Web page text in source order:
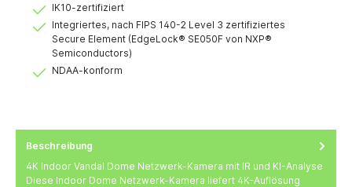
IK10-zertifiziert
Integriertes, nach FIPS 140-2 Level 3 zertifiziertes
Secure Element (EdgeLock® SE050F von NXP®
Semiconductors)
NDAA-konform
Beschreibung
4K Indoor Vandal Dome Netzwerk-Kamera mit IR und KI-Analyse
Diese Indoor Dome Netzwerk-Kamera liefert 4K-Auflösung